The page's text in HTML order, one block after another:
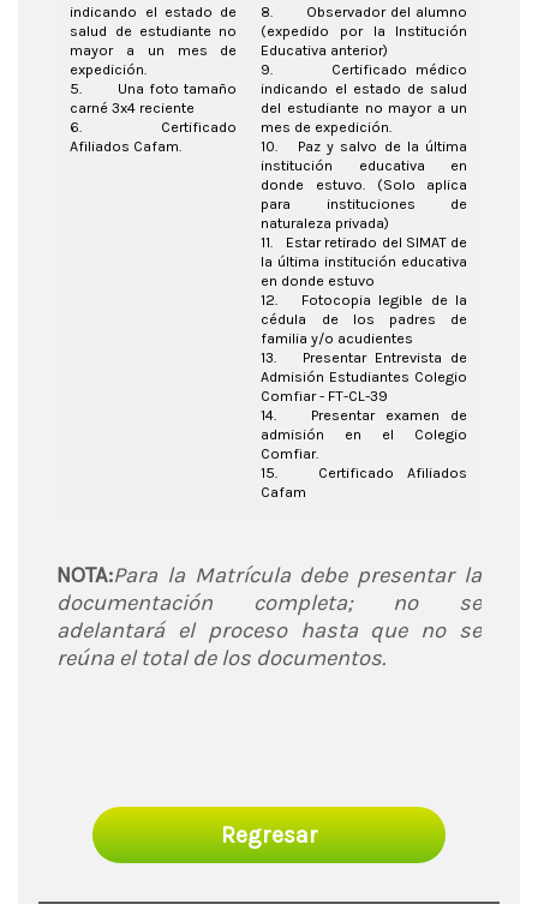
indicando el estado de
salud de estudiante no
mayor a un mes de
expedición.
5. Una foto tamaño
carné 3x4 reciente
6. Certificado
Afiliados Cafam.
8. Observador del alumno
(expedido por la Institución
Educativa anterior)
9. Certificado médico
indicando el estado de salud
del estudiante no mayor a un
mes de expedición.
10. Paz y salvo de la última
institución educativa en
donde estuvo. (Solo aplica
para instituciones de
naturaleza privada)
11. Estar retirado del SIMAT de
la última institución educativa
en donde estuvo
12. Fotocopia legible de la
cédula de los padres de
familia y/o acudientes
13. Presentar Entrevista de
Admisión Estudiantes Colegio
Comfiar - FT-CL-39
14. Presentar examen de
admisión en el Colegio
Comfiar.
15. Certificado Afiliados
Cafam
NOTA:Para la Matrícula debe presentar la
documentación completa; no se
adelantará el proceso hasta que no se
reúna el total de los documentos.
Regresar